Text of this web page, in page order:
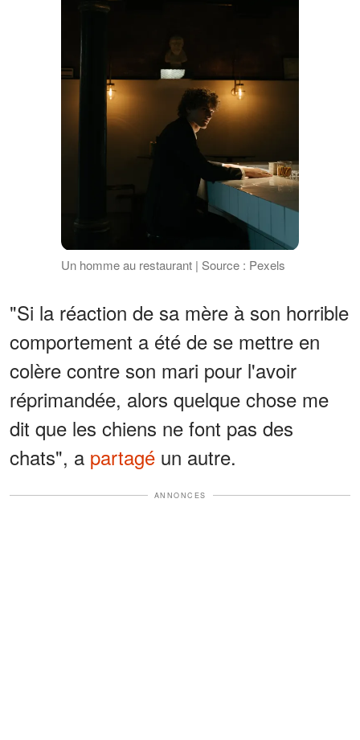
Un homme au restaurant | Source : Pexels
"Si la réaction de sa mère à son horrible
comportement a été de se mettre en
colère contre son mari pour l'avoir
réprimandée, alors quelque chose me
dit que les chiens ne font pas des
chats", a partagé un autre.
ANNONCES